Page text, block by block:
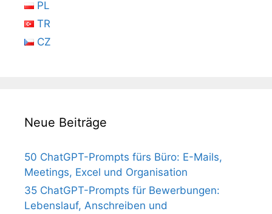
PL
TR
CZ
Neue Beiträge
50 ChatGPT-Prompts fürs Büro: E-Mails,
Meetings, Excel und Organisation
35 ChatGPT-Prompts für Bewerbungen:
Lebenslauf, Anschreiben und